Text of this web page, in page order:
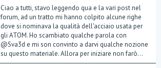
Ciao a tutti, stavo leggendo qua e la vari post nel
forum, ad un tratto mi hanno colpito alcune righe
dove si nominava la qualità dell'acciaio usata per
gli ATOM. Ho scambiato qualche parola con
@Sva3d e mi son convinto a darvi qualche nozione
su questo materiale. Allora per iniziare non farò...